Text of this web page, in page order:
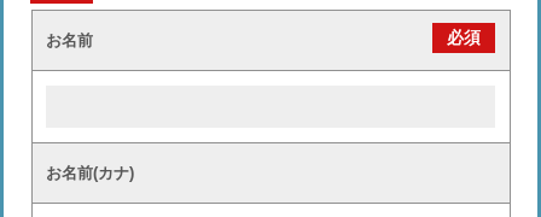
お名前 必須
お名前(カナ)